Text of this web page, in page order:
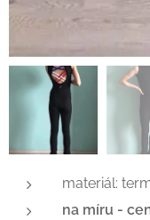
materiál:
na míru -